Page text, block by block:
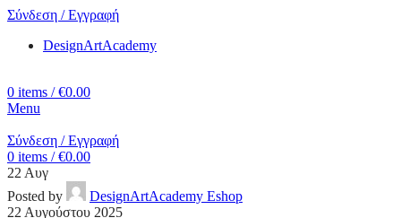
Σύνδεση / Εγγραφή
DesignArtAcademy
0 items / €0.00
Menu
Σύνδεση / Εγγραφή
0 items / €0.00
22 Αυγ
Posted by
DesignArtAcademy Eshop
22 Αυγούστου 2025